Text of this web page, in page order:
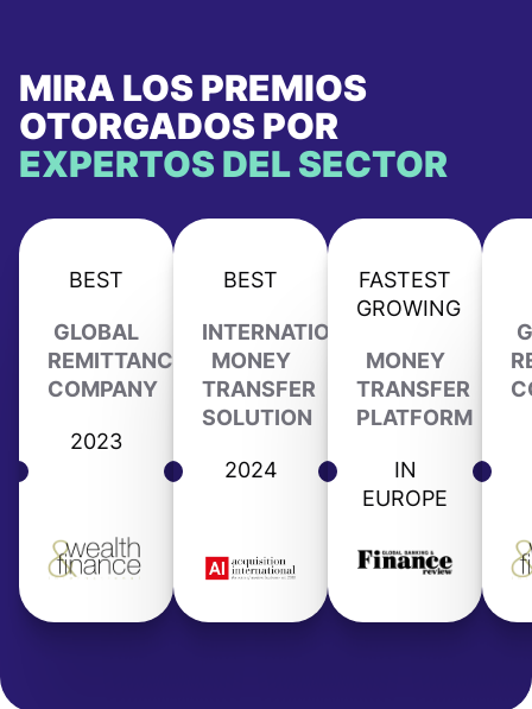
MIRA LOS PREMIOS
OTORGADOS POR
EXPERTOS DEL SECTOR
BEST
GLOBAL
REMITTANCE
COMPANY
2023
BEST
INTERNATIONAL
MONEY
TRANSFER
SOLUTION
2024
FASTEST
GROWING
MONEY
TRANSFER
PLATFORM
IN
EUROPE